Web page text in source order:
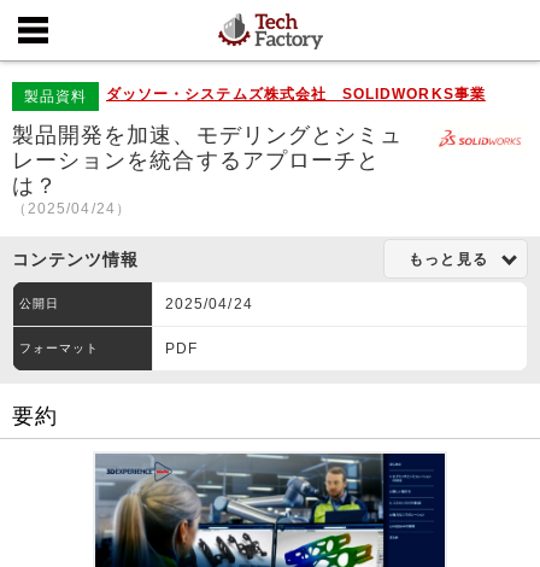
製品資料 ダッソー・システムズ株式会社 SOLIDWORKS事業
製品開発を加速、モデリングとシミュ
レーションを統合するアプローチと
は？
（2025/04/24）
コンテンツ情報 もっと見る
公開日 2025/04/24
フォーマット PDF
要約